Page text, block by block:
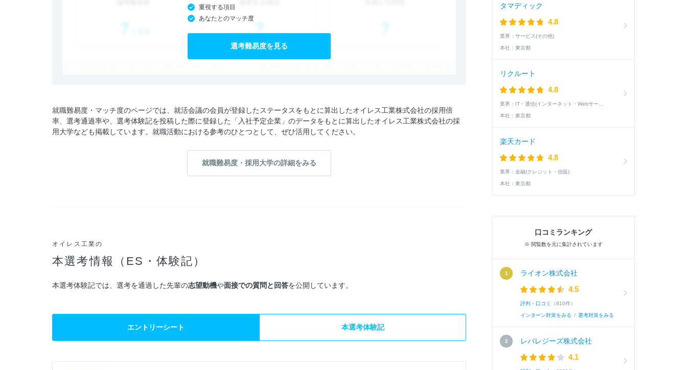
重視する項目
あなたとのマッチ度
選考難易度を見る
就職難易度・マッチ度のページでは、就活会議の会員が登録したステータスをもとに算出したオイレス工業株式会社の採用倍
率、選考通過率や、選考体験記を投稿した際に登録した「入社予定企業」のデータをもとに算出したオイレス工業株式会社の採
用大学なども掲載しています。就職活動における参考のひとつとして、ぜひ活用してください。
就職難易度・採用大学の詳細をみる
オイレス工業の
本選考情報（ES・体験記）
本選考体験記では、選考を通過した先輩の志望動機や面接での質問と回答を公開しています。
エントリーシート 本選考体験記
タマディック
4.8
業界： サービス(その他)
本社： 東京都
リクルート
4.8
業界：
本社： 東京都
楽天カード
4.8
業界： 金融(クレジット・信販)
本社： 東京都
口コミランキング
※ 閲覧数を元に集計されています
ライオン株式会社
4.5
評判・口コミ （810件）
インターン対策をみる / 選考対策をみる
レバレジーズ株式会社
4.1